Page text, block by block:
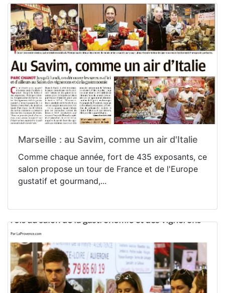
Marseille : au Savim, comme un air d'Italie
Comme chaque année, fort de 435 exposants, ce
salon propose un tour de France et de l'Europe
gustatif et gourmand,...